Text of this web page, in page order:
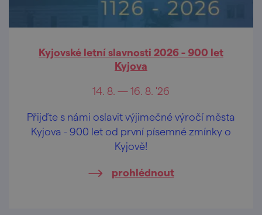
Kyjovské letní slavnosti 2026 - 900 let
Kyjova
14. 8. — 16. 8. '26
Přijďte s námi oslavit výjimečné výročí města
Kyjova - 900 let od první písemné zmínky o
Kyjově!
prohlédnout